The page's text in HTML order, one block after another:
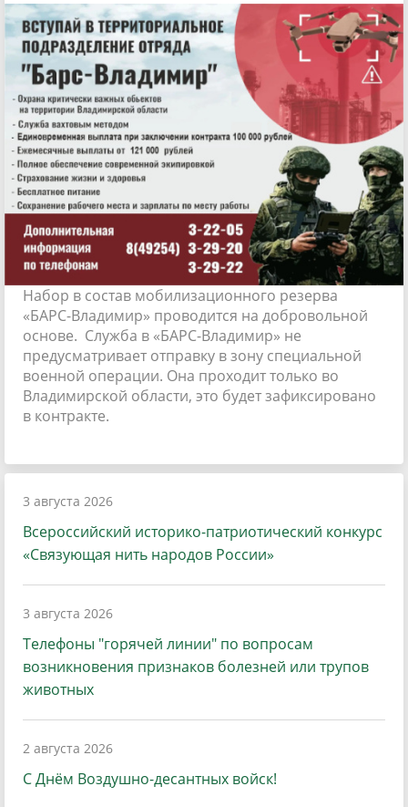
Набор в состав мобилизационного резерва
«БАРС-Владимир» проводится на добровольной
основе. Служба в «БАРС-Владимир» не
предусматривает отправку в зону специальной
военной операции. Она проходит только во
Владимирской области, это будет зафиксировано
в контракте.
3 августа 2026
Всероссийский историко-патриотический конкурс
«Связующая нить народов России»
3 августа 2026
Телефоны "горячей линии" по вопросам
возникновения признаков болезней или трупов
животных
2 августа 2026
С Днём Воздушно-десантных войск!